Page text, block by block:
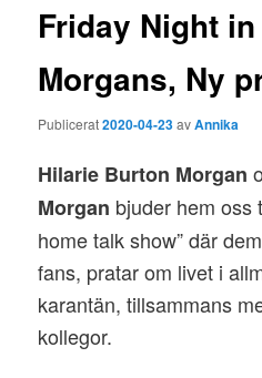
Friday Night
Morgans, Ny
Publicerat2020-04-23avAnnika
Hilarie Burton Morgan
Morgan bjuder hem oss
home talk show” där
fans, pratar om livet i
karantän, tillsammans
kollegor.